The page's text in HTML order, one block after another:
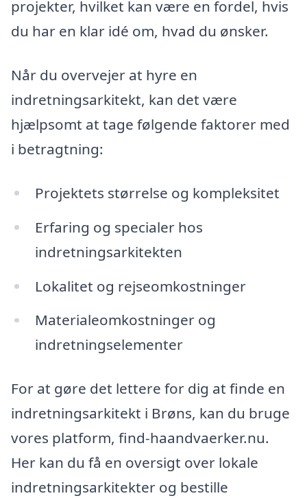
projekter, hvilket kan være en fordel, hvis
du har en klar idé om, hvad du ønsker.
Når du overvejer at hyre en
indretningsarkitekt, kan det være
hjælpsomt at tage følgende faktorer med
i betragtning:
Projektets størrelse og kompleksitet
Erfaring og specialer hos
indretningsarkitekten
Lokalitet og rejseomkostninger
Materialeomkostninger og
indretningselementer
For at gøre det lettere for dig at finde en
indretningsarkitekt i Brøns, kan du bruge
vores platform, find-haandvaerker.nu.
Her kan du få en oversigt over lokale
indretningsarkitekter og bestille